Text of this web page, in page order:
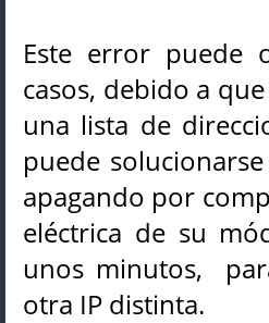
Este error puede
casos, debido a
una lista de
puede
apagando por
eléctrica de su
unos minutos,
otra IP distinta.